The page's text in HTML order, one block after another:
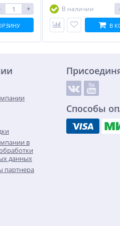
+
В наличии
В
в
данных
партнера
Способы